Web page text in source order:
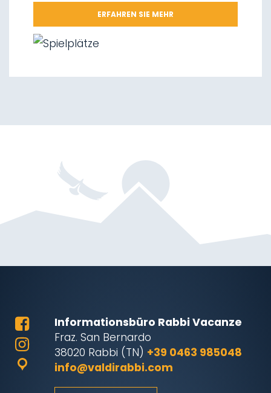
ERFAHREN SIE MEHR
Informationsbüro Rabbi Vacanze
Fraz. San Bernardo
38020 Rabbi (TN) +39 0463 985048
info@valdirabbi.com